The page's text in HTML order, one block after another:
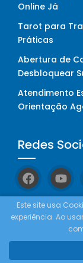
Online Já
Tarot para
Práticas
Abertura de
Desbloquear
Atendimento
Orientação
Redes
Como
Este site usa
experiência. Ao